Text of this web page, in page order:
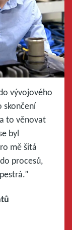
vývojového
skončení
to věnovat
byl
mě šitá
procesů,